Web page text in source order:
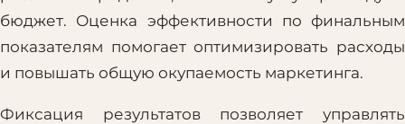
бюджет. Оценка эффективности по финальным
показателям помогает оптимизировать расходы
и повышать общую окупаемость маркетинга.
Фиксация результатов позволяет управлять